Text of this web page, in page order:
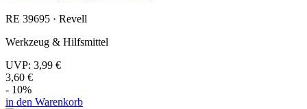
RE 39695 · Revell
Werkzeug & Hilfsmittel
UVP: 3,99 €
3,60 €
- 10%
in den Warenkorb